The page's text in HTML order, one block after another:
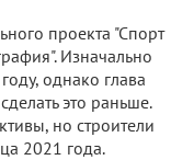
проекта "Спорт
Изначально
однако глава
это раньше.
но строители
2021 года.